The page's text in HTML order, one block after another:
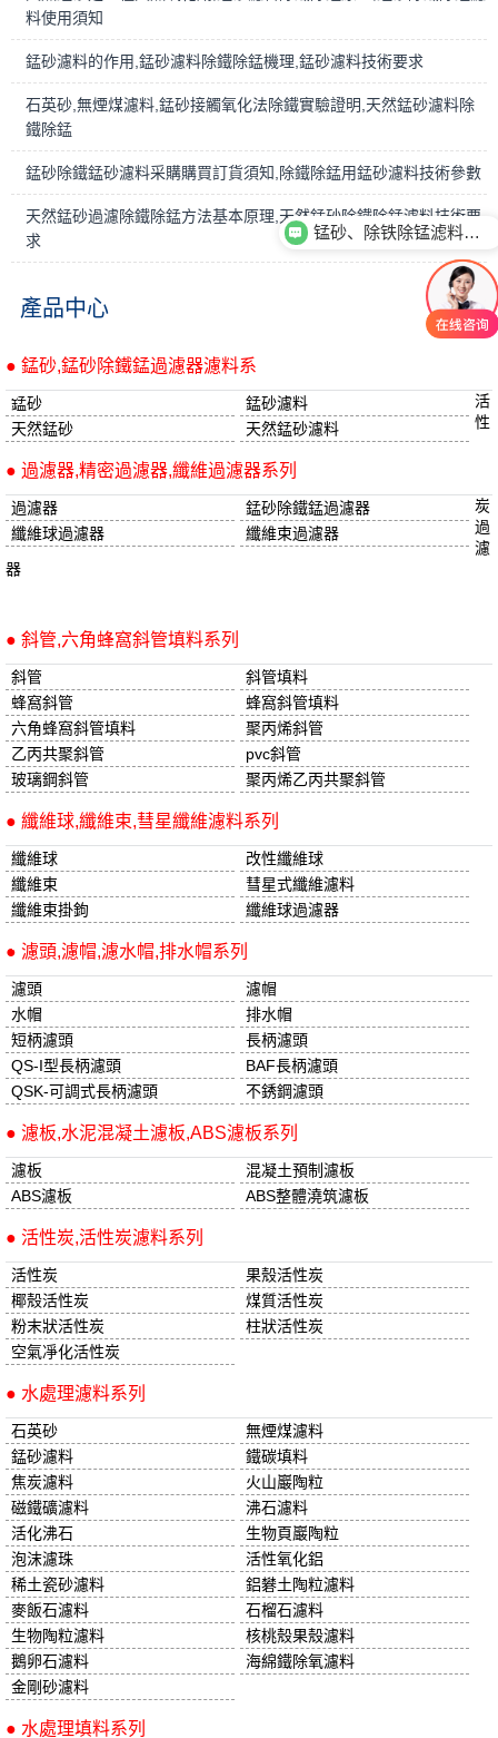
料使用須知
錳砂濾料的作用,錳砂濾料除鐵除錳機理,錳砂濾料技術要求
石英砂,無煙煤濾料,錳砂接觸氧化法除鐵實驗證明,天然錳砂濾料除
鐵除錳
錳砂除鐵錳砂濾料采購購買訂貨須知,除鐵除錳用錳砂濾料技術參數
天然錳砂過濾除鐵除錳方法基本原理,天然錳砂除鐵除錳濾料技術要
求
產品中心
● 錳砂,錳砂除鐵錳過濾器濾料系
錳砂
錳砂濾料
天然錳砂
天然錳砂濾料
● 過濾器,精密過濾器,纖維過濾器系列
過濾器
錳砂除鐵錳過濾器
纖維球過濾器
纖維束過濾器
活
性
炭
過
濾
器
● 斜管,六角蜂窩斜管填料系列
斜管
斜管填料
蜂窩斜管
蜂窩斜管填料
六角蜂窩斜管填料
聚丙烯斜管
乙丙共聚斜管
pvc斜管
玻璃鋼斜管
聚丙烯乙丙共聚斜管
● 纖維球,纖維束,彗星纖維濾料系列
纖維球
改性纖維球
纖維束
彗星式纖維濾料
纖維束掛鉤
纖維球過濾器
● 濾頭,濾帽,濾水帽,排水帽系列
濾頭
濾帽
水帽
排水帽
短柄濾頭
長柄濾頭
QS-I型長柄濾頭
BAF長柄濾頭
QSK-可調式長柄濾頭
不銹鋼濾頭
● 濾板,水泥混凝土濾板,ABS濾板系列
濾板
混凝土預制濾板
ABS濾板
ABS整體澆筑濾板
● 活性炭,活性炭濾料系列
活性炭
果殼活性炭
椰殼活性炭
煤質活性炭
粉末狀活性炭
柱狀活性炭
空氣凈化活性炭
● 水處理濾料系列
石英砂
無煙煤濾料
錳砂濾料
鐵碳填料
焦炭濾料
火山巖陶粒
磁鐵礦濾料
沸石濾料
活化沸石
生物頁巖陶粒
泡沫濾珠
活性氧化鋁
稀土瓷砂濾料
鋁礬土陶粒濾料
麥飯石濾料
石榴石濾料
生物陶粒濾料
核桃殼果殼濾料
鵝卵石濾料
海綿鐵除氧濾料
金剛砂濾料
● 水處理填料系列
锰砂、除铁除锰滤料性能用途有哪些？